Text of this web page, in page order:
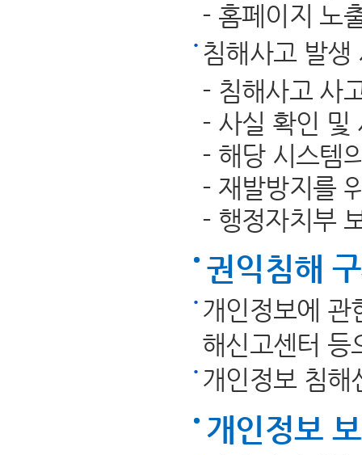
- 홈페이지 노
침해사고 발생
- 침해사고 사
- 사실 확인 및
- 해당 시스템
- 재발방지를
- 행정자치부
권익침해
개인정보에 관
해신고센터 등
개인정보 침
개인정보